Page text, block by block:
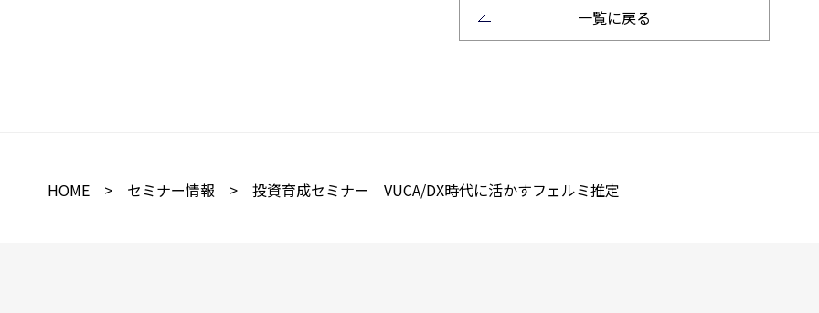
一覧に戻る
HOME > セミナー情報 > 投資育成セミナー VUCA/DX時代に活かすフェルミ推定